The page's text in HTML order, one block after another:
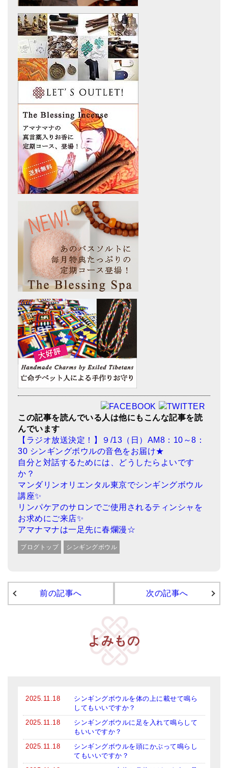
この記事を読んでいる人は他にもこんな記事を読
んでいます
【ラジオ放送決定！】９/13（日）AM8：10～8：
30 シンギングボウルの音色をお届け★
自分と対話するためには、どうしたらよいです
か？
マンダリンオリエンタル東京でシンギングボウル
講座✨
リンパケアのサロンでご使用されるティンシャを
お求めにご来店✨
アマナマナは一足先に春爛漫☆
ブログトップ シンギングボウル
前の記事へ 次の記事へ
よみもの
2025.11.18
シンギングボウルを体の上に載せて鳴ら
してもいいですか？
2025.11.18
シンギングボウルに足を入れて鳴らして
もいいですか？
2025.11.18
シンギングボウルを頭にかぶって鳴らし
てもいいですか？